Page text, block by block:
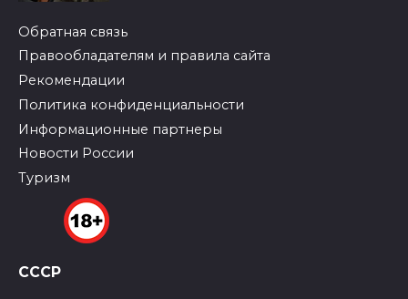
Обратная связь
Правообладателям и правила сайта
Рекомендации
Политика конфиденциальности
Информационные партнеры
Новости России
Туризм
СССР